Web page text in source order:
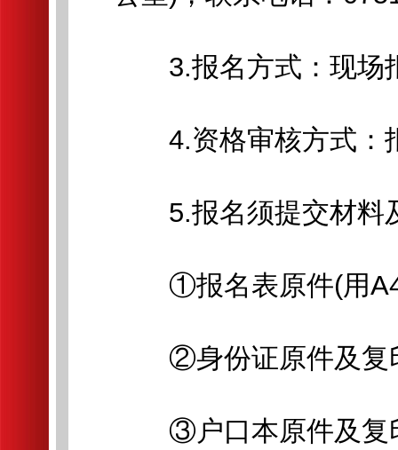
3.报名方式：现场
4.资格审核方式：
5.报名须提交材料
①报名表原件(用A4
②身份证原件及复
③户口本原件及复印